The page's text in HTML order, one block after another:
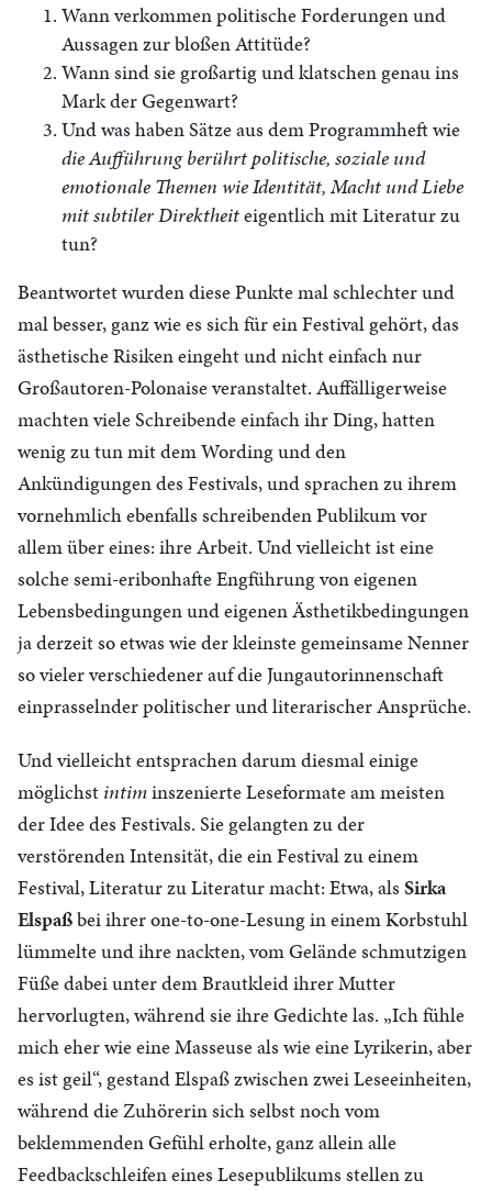
Wann verkommen politische Forderungen und
Aussagen zur bloßen Attitüde?
Wann sind sie großartig und klatschen genau ins
Mark der Gegenwart?
Und was haben Sätze aus dem Programmheft wie
die Aufführung berührtpolitische, soziale und
emotionale Themen wie Identität, Macht und Liebe
mit subtiler Direktheiteigentlich mit Literatur zu
tun?
Beantwortet wurden diese Punkte mal schlechter und
mal besser, ganz wie es sich für ein Festival gehört, das
ästhetische Risiken eingeht und nicht einfach nur
Großautoren-Polonaise veranstaltet. Auffälligerweise
machten viele Schreibende einfach ihr Ding, hatten
wenig zu tun mit dem Wording und den
Ankündigungen des Festivals, und sprachen zu ihrem
vornehmlich ebenfalls schreibenden Publikum vor
allem über eines: ihre Arbeit. Und vielleicht ist eine
solche semi-eribonhafte Engführung von eigenen
Lebensbedingungen und eigenen Ästhetikbedingungen
ja derzeit so etwas wie der kleinste gemeinsame Nenner
so vieler verschiedener auf die Jungautorinnenschaft
einprasselnder politischer und literarischer Ansprüche.
Und vielleicht entsprachen darum diesmal einige
möglichst intiminszenierte Leseformate am meisten
der Idee des Festivals. Sie gelangten zu der
verstörenden Intensität, die ein Festival zu einem
Festival, Literatur zu Literatur macht: Etwa, als Sirka
Elspaßbei ihrer one-to-one-Lesung in einem Korbstuhl
lümmelte und ihre nackten, vom Gelände schmutzigen
Füße dabei unter dem Brautkleid ihrer Mutter
hervorlugten, während sie ihre Gedichte las. „Ich fühle
mich eher wie eine Masseuse als wie eine Lyrikerin, aber
es ist geil“, gestand Elspaß zwischen zwei Leseeinheiten,
während die Zuhörerin sich selbst noch vom
beklemmenden Gefühl erholte, ganz allein alle
Feedbackschleifen eines Lesepublikums stellen zu